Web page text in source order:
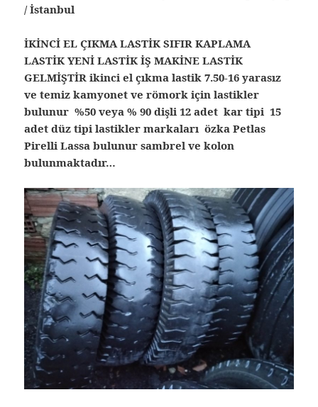
/ İstanbul
İKİNCİ EL ÇIKMA LASTİK SIFIR KAPLAMA
LASTİK YENİ LASTİK İŞ MAKİNE LASTİK
GELMİŞTİR ikinci el çıkma lastik 7.50-16 yarasız
ve temiz kamyonet ve römork için lastikler
bulunur %50 veya % 90 dişli 12 adet kar tipi 15
adet düz tipi lastikler markaları özka Petlas
Pirelli Lassa bulunur sambrel ve kolon
bulunmaktadır…